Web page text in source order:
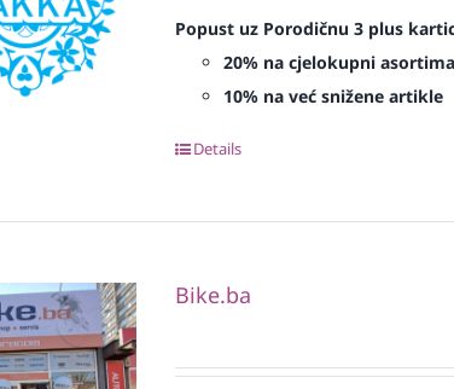
Popust uz Porodičnu 3 plus
20% na cjelokupni
10% na već snižene artikle
Details
Bike.ba